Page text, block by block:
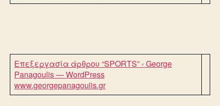
Επεξεργασία άρθρου “SPORTS” ‹ George
Panagoulis — WordPress
www.georgepanagoulis.gr